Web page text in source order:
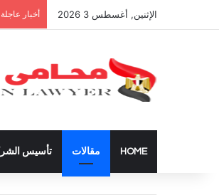
الإثنين, أغسطس 3 2026 أخبار عاجلة
HOME مقالات تأسيس